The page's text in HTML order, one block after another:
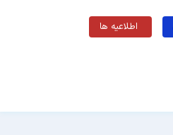
اطلاعیه ها